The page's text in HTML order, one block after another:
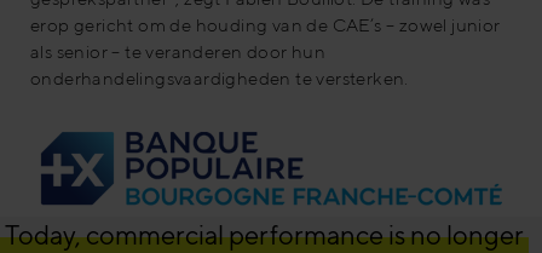
erop gericht om de houding van de CAE’s – zowel junior
als senior – te veranderen door hun
onderhandelingsvaardigheden te versterken.
Today, commercial performance is no longer